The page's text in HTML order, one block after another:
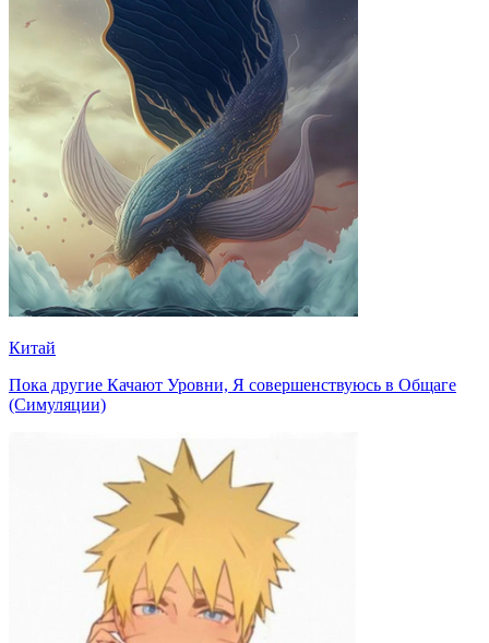
Китай
Пока другие Качают Уровни, Я совершенствуюсь в Общаге
(Симуляции)